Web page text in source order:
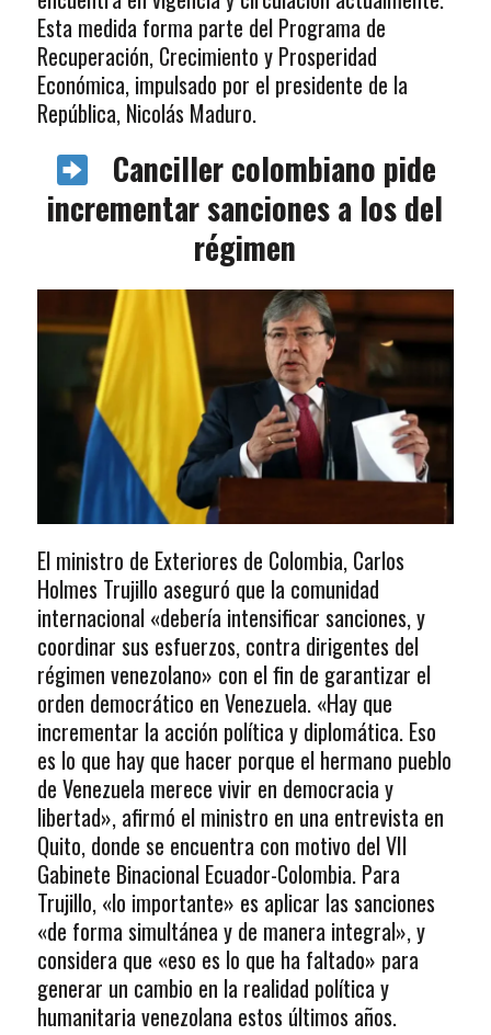
Esta medida forma parte del Programa de
Recuperación, Crecimiento y Prosperidad
Económica, impulsado por el presidente de la
República, Nicolás Maduro.
Canciller colombiano pide
incrementar sanciones a los del
régimen
El ministro de Exteriores de Colombia, Carlos
Holmes Trujillo aseguró que la comunidad
internacional «debería intensificar sanciones, y
coordinar sus esfuerzos, contra dirigentes del
régimen venezolano» con el fin de garantizar el
orden democrático en Venezuela. «Hay que
incrementar la acción política y diplomática. Eso
es lo que hay que hacer porque el hermano pueblo
de Venezuela merece vivir en democracia y
libertad», afirmó el ministro en una entrevista en
Quito, donde se encuentra con motivo del VII
Gabinete Binacional Ecuador-Colombia. Para
Trujillo, «lo importante» es aplicar las sanciones
«de forma simultánea y de manera integral», y
considera que «eso es lo que ha faltado» para
generar un cambio en la realidad política y
humanitaria venezolana estos últimos años.